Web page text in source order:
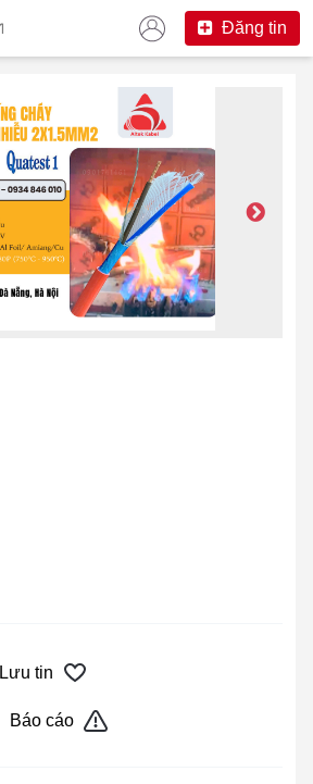
Đăng tin
Lưu tin
Báo cáo